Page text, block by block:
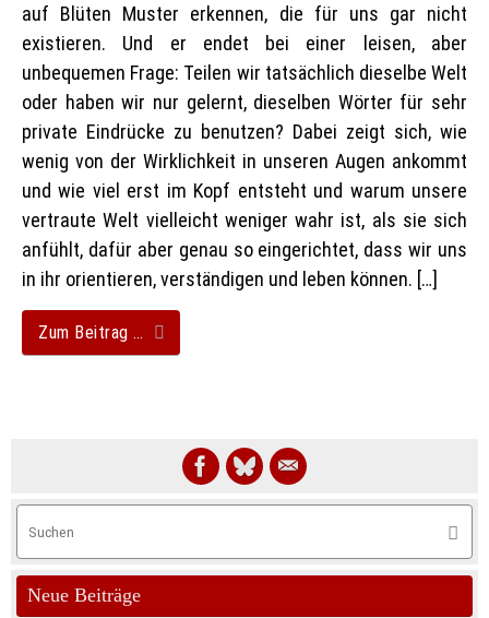
auf Blüten Muster erkennen, die für uns gar nicht
existieren. Und er endet bei einer leisen, aber
unbequemen Frage: Teilen wir tatsächlich dieselbe Welt
oder haben wir nur gelernt, dieselben Wörter für sehr
private Eindrücke zu benutzen? Dabei zeigt sich, wie
wenig von der Wirklichkeit in unseren Augen ankommt
und wie viel erst im Kopf entsteht und warum unsere
vertraute Welt vielleicht weniger wahr ist, als sie sich
anfühlt, dafür aber genau so eingerichtet, dass wir uns
in ihr orientieren, verständigen und leben können. […]
Zum Beitrag …
Neue Beiträge